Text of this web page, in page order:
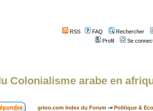
RSS FAQ
Rechercher
Profil
Se
Colonialisme arabe en
grioo.com Index du Forum -> Politique &